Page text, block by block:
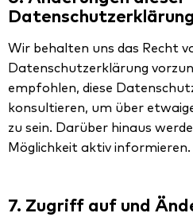
Datenschutzerklärung
Wir behalten uns das Recht
Datenschutzerklärung
empfohlen, diese
konsultieren, um über
zu sein. Darüber hinaus
Möglichkeit aktiv informieren.
7. Zugriff auf und